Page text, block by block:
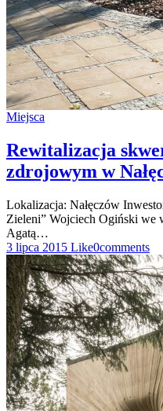
Miejsca
Rewitalizacja
zdrojowym w
Lokalizacja: Nałęczów
Zieleni” Wojciech Ogiński we
Agatą…
3 lipca 2015 Like0comments